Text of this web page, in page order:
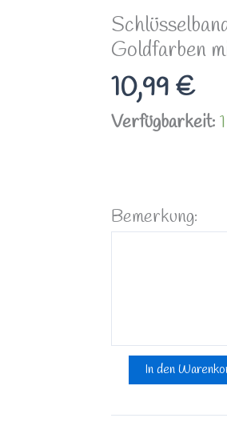
Goldfarben
10,99 €
Verfügbarkeit:
Bemerkung:
Hellblau
Goldfarben
mit
Karabiner
In den